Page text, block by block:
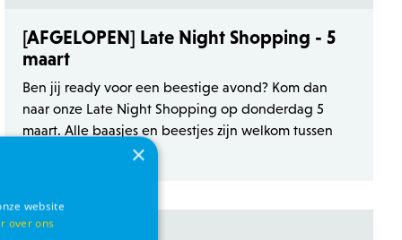
[AFGELOPEN] Late Night Shopping - 5
maart
Ben jij ready voor een beestige avond? Kom dan
naar onze Late Night Shopping op donderdag 5
maart. Alle baasjes en beestjes zijn welkom tussen
×
website
over ons